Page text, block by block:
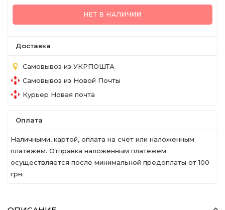
НЕТ В НАЛИЧИИ
Доставка
Самовывоз из УКРПОШТА
Самовывоз из Новой Почты
Курьер Новая почта
Оплата
Наличными, картой, оплата на счет или наложенным
платежем. Отправка наложенным платежем
осуществляется после минимальной предоплаты от 100
грн.